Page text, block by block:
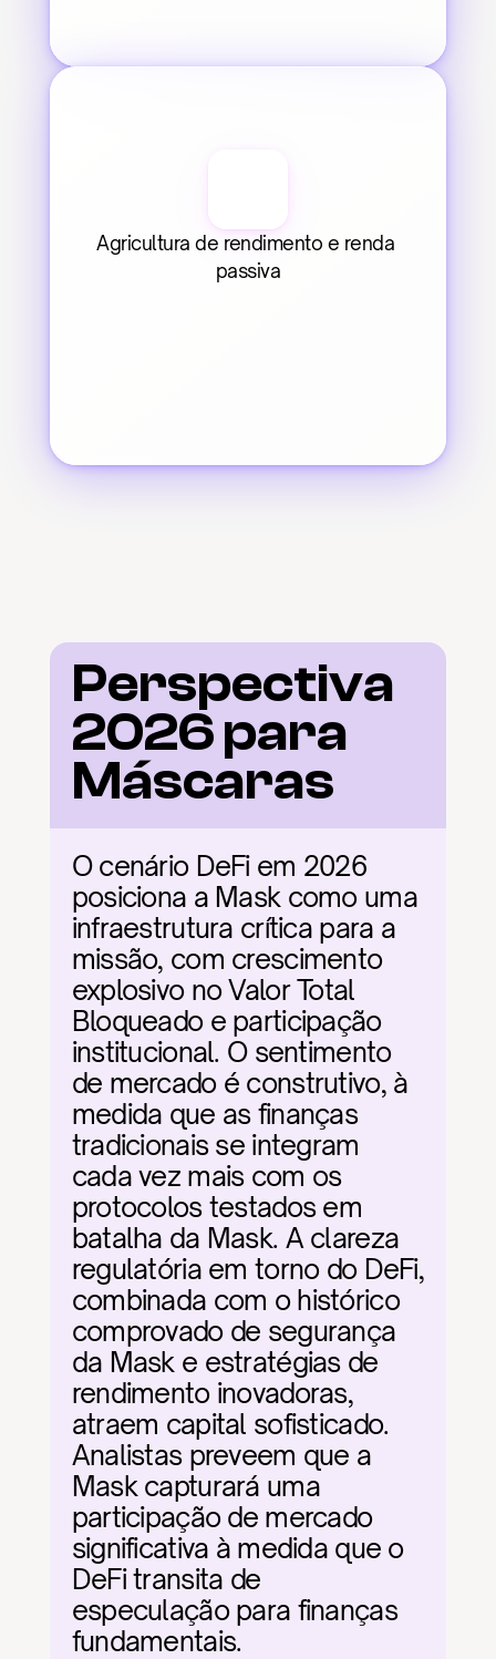
Agricultura de rendimento e renda
passiva
Perspectiva
2026 para
Máscaras
O cenário DeFi em 2026
posiciona a Mask como uma
infraestrutura crítica para a
missão, com crescimento
explosivo no Valor Total
Bloqueado e participação
institucional. O sentimento
de mercado é construtivo, à
medida que as finanças
tradicionais se integram
cada vez mais com os
protocolos testados em
batalha da Mask. A clareza
regulatória em torno do DeFi,
combinada com o histórico
comprovado de segurança
da Mask e estratégias de
rendimento inovadoras,
atraem capital sofisticado.
Analistas preveem que a
Mask capturará uma
participação de mercado
significativa à medida que o
DeFi transita de
especulação para finanças
fundamentais.